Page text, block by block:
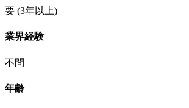
要 (3年以上)
業界経験
不問
年齢